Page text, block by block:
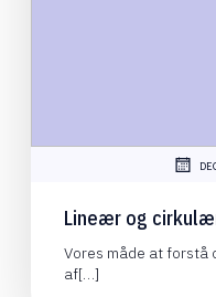
Lineær og
Vores måde at forstå
af[…]